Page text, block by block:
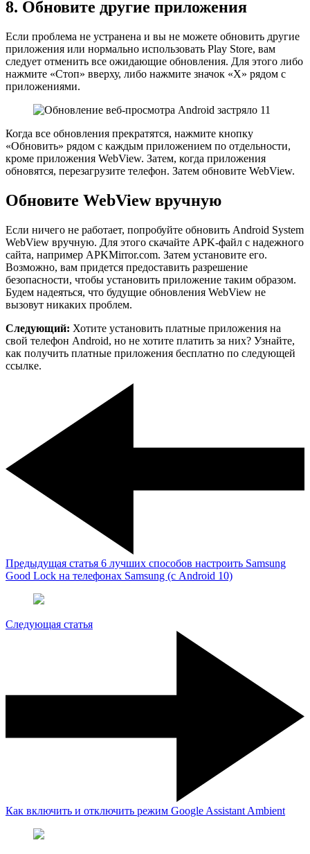
8. Обновите другие приложения
Если проблема не устранена и вы не можете обновить другие
приложения или нормально использовать Play Store, вам
следует отменить все ожидающие обновления. Для этого либо
нажмите «Стоп» вверху, либо нажмите значок «X» рядом с
приложениями.
Когда все обновления прекратятся, нажмите кнопку
«Обновить» рядом с каждым приложением по отдельности,
кроме приложения WebView. Затем, когда приложения
обновятся, перезагрузите телефон. Затем обновите WebView.
Обновите WebView вручную
Если ничего не работает, попробуйте обновить Android System
WebView вручную. Для этого скачайте APK-файл с надежного
сайта, например APKMirror.com. Затем установите его.
Возможно, вам придется предоставить разрешение
безопасности, чтобы установить приложение таким образом.
Будем надеяться, что будущие обновления WebView не
вызовут никаких проблем.
Следующий: Хотите установить платные приложения на
свой телефон Android, но не хотите платить за них? Узнайте,
как получить платные приложения бесплатно по следующей
ссылке.
Предыдущая статья 6 лучших способов настроить Samsung
Good Lock на телефонах Samsung (с Android 10)
Следующая статья
Как включить и отключить режим Google Assistant Ambient